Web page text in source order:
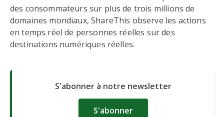
des consommateurs sur plus de trois millions de
domaines mondiaux, ShareThis observe les actions
en temps réel de personnes réelles sur des
destinations numériques réelles.
S'abonner à notre newsletter
S'abonner